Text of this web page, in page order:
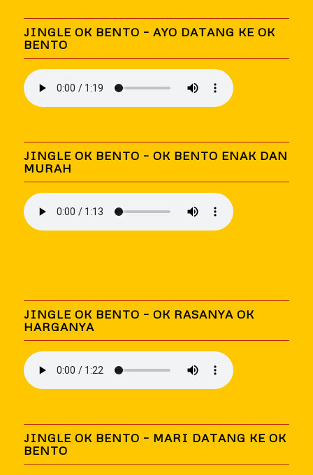
JINGLE OK BENTO – AYO DATANG KE OK
BENTO
JINGLE OK BENTO – OK BENTO ENAK DAN
MURAH
JINGLE OK BENTO – OK RASANYA OK
HARGANYA
JINGLE OK BENTO – MARI DATANG KE OK
BENTO